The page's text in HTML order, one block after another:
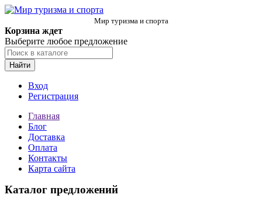
Мир туризма и спорта
Корзина ждет
Выберите любое предложение
Найти
Вход
Регистрация
Главная
Блог
Доставка
Оплата
Контакты
Карта сайта
Каталог предложений